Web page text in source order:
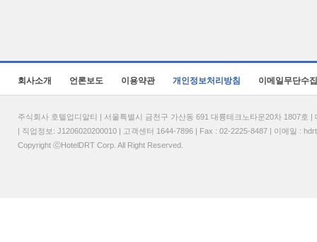
회사소개 언론보도 이용약관 개인정보처리방침 이메일무단수
주식회사 호텔업디알티 | 서울특별시 금천구 가산동 691 대륭테크노타운20차 1807
| 직업정보: J1206020200010 | 고객센터 1644-7896 | Fax : 02-2225-8487 | 이메일 :
Copyright ⓒHotelDRT Corp. All Right Reserved.